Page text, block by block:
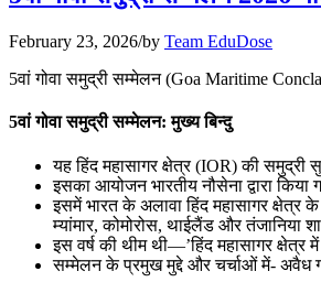
📝 डेली करेंट अफेयर्स: 22-24 जुलाई
July 22, 2026
📝 डेली करेंट अफेयर्स: 19-21 जुलाई
July 19, 2026
📝 डेली करेंट अफेयर्स: 16-18 जुलाई
February 23, 2026/by Team EduDose
5वां गोवा समुद्री सम्मेलन (Goa Maritime
5वां गोवा समुद्री सम्मेलन: मुख्य बिन्दु
यह हिंद महासागर क्षेत्र (IOR) की
इसका आयोजन भारतीय नौसेना द्वारा
इसमें भारत के अलावा हिंद महासागर क्षेत्र
म्यांमार, कोमोरोस, थाईलैंड और तंजानिया
इस वर्ष की थीम थी—’हिंद महासागर
सम्मेलन के प्रमुख मुद्दे और चर्चाओं में- अवैध